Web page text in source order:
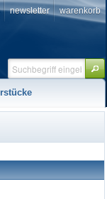
newsletter warenkorb